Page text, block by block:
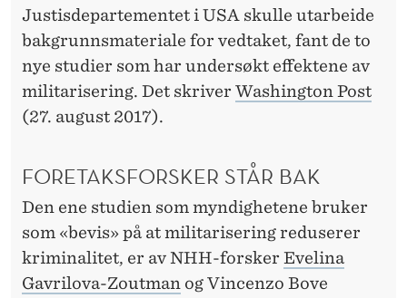
Justisdepartementet i USA skulle utarbeide
bakgrunnsmateriale for vedtaket, fant de to
nye studier som har undersøkt effektene av
militarisering. Det skriver Washington Post
(27. august 2017).
FORETAKSFORSKER STÅR BAK
Den ene studien som myndighetene bruker
som «bevis» på at militarisering reduserer
kriminalitet, er av NHH-forsker Evelina
Gavrilova-Zoutman og Vincenzo Bove